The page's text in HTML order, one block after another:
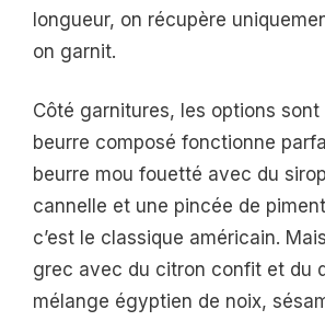
longueur, on récupère
on garnit.
Côté garnitures, les options sont
beurre composé fonctionne
beurre mou fouetté avec du
cannelle et une pincée de
c’est le classique américain.
grec avec du citron confit et du
mélange égyptien de noix,